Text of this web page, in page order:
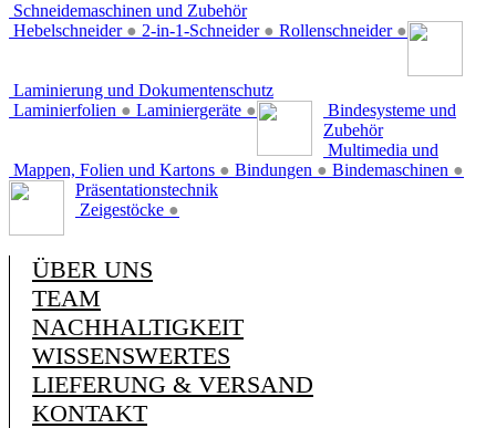
Schneidemaschinen und Zubehör
Hebelschneider ● 2-in-1-Schneider ● Rollenschneider ●
Laminierung und Dokumentenschutz
Laminierfolien ● Laminiergeräte ●
Bindesysteme und
Zubehör
Mappen, Folien und Kartons ● Bindungen ● Bindemaschinen ●
Multimedia und
Präsentationstechnik
Zeigestöcke ●
ÜBER UNS
TEAM
NACHHALTIGKEIT
WISSENSWERTES
LIEFERUNG & VERSAND
KONTAKT